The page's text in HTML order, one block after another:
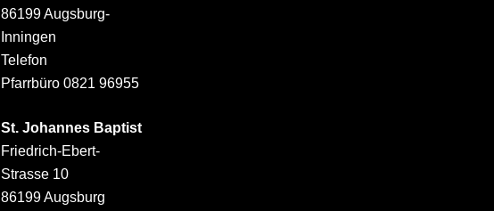
86199 Augsburg-
Inningen
Telefon
Pfarrbüro 0821 96955
St. Johannes Baptist
Friedrich-Ebert-
Strasse 10
86199 Augsburg